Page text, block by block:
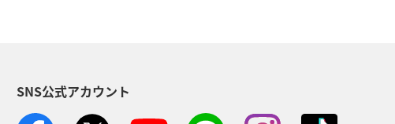
SNS公式アカウント